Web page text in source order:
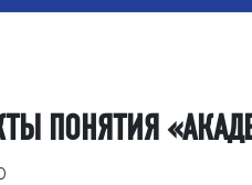
ПОНЯТИЯ